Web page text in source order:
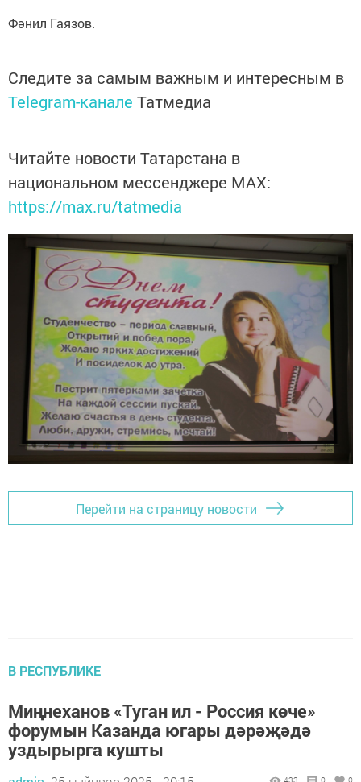
Фәнил Гаязов.
Следите за самым важным и интересным в
Telegram-канале Татмедиа
Читайте новости Татарстана в
национальном мессенджере MАХ:
https://max.ru/tatmedia
Перейти на страницу новости
В РЕСПУБЛИКЕ
Миңнеханов «Туган ил - Россия көче»
форумын Казанда югары дәрәҗәдә
уздырырга кушты